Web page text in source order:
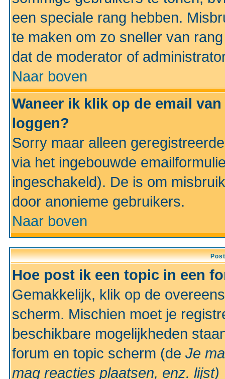
een speciale rang hebben.
te maken om zo sneller van
dat de moderator of
Naar boven
Waneer ik klik op de email
loggen?
Sorry maar alleen
via het ingebouwde
ingeschakeld). De is om
door anonieme gebruikers.
Naar boven
Hoe post ik een topic in een
Gemakkelijk, klik op de
scherm. Mischien moet je
beschikbare mogelijkheden
forum en topic scherm (de Je
mag reacties plaatsen, enz. lijst)